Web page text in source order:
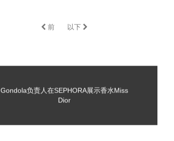
前 以下
Gondola负责人在SEPHORA展示香水Miss
Dior